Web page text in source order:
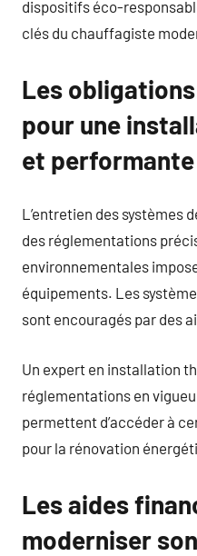
dispositifs éco-
clés du chauffagiste
Les
pour une
et performante
L’entretien des systèmes
des réglementations
environnementales
équipements. Les
sont encouragés par des
Un expert en installation
réglementations en
permettent d’accéder à
pour la rénovation
Les aides
moderniser